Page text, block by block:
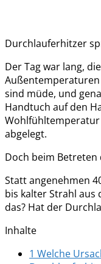
Durchlauferhitzer
Der Tag war lang,
sind müde, und
Handtuch auf den
abgelegt.
Doch beim Betreten
Statt angenehmen
bis kalter Strahl aus
das? Hat der
Inhalte
1 Welche